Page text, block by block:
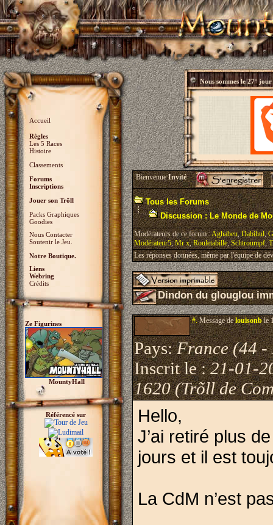
Accueil
Règles
Les 5 Races
Histoire
Classements
Forums
Inscriptions
Jouer son Trõll
Packs Graphiques
Goodies
Nous Contacter
Soutenir le Jeu.
Notre Boutique.
Liens
Webring
Crédits
Ze Figurines
MountyHall
Référencé sur
Nous sommes le27° jour
BienvenueInvité
Tous les Forums
Discussion : Le Monde de
Modérateurs de ce forum :Aghabeu,Dabihul,
Modérateur5,Mr x,Rouletabille,Schtroumpf,
Les réponses données, même par l'équipe de
Dindon du glouglou
#.Message delouisonble
Pays:France (44
Inscrit le :21-01-
1620 (Trõll de
Hello,
J’ai retiré plus
jours et il est
La CdM n’est